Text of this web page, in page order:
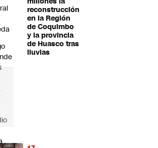
reconstrucción
en la Región
de Coquimbo
y la provincia
de Huasco tras
lluvias